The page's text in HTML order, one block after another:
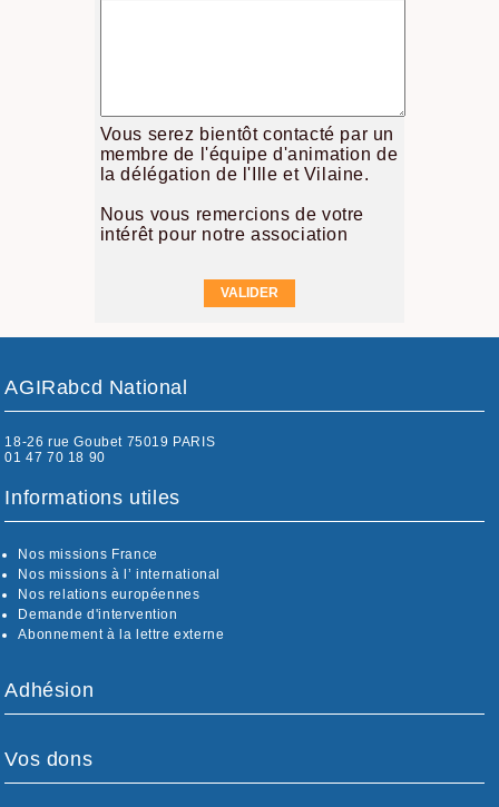
Vous serez bientôt contacté par un
membre de l'équipe d'animation de
la délégation de l'Ille et Vilaine.
Nous vous remercions de votre
intérêt pour notre association
AGIRabcd National
18-26 rue Goubet 75019 PARIS
01 47 70 18 90
Informations utiles
Nos missions France
Nos missions à l’ international
Nos relations européennes
Demande d'intervention
Abonnement à la lettre externe
Adhésion
Vos dons